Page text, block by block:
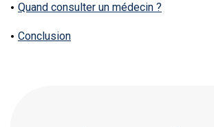
Quand consulter un médecin ?
Conclusion